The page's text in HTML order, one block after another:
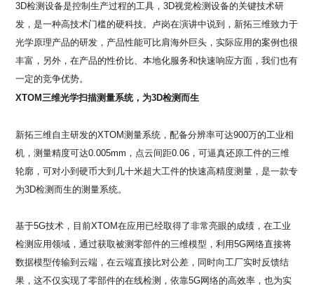
3D检测设备是控制生产过程的工具，3D视觉检测设备的关键技术研
发，是一种高技术门槛的硬科技。卢岗在演讲中说到，新拓三维致力于
光学原理产品的研发，产品性能可比肩海外巨头，实际应用的案例也很
丰富，另外，在产品的性价比、本地化服务和快速响应方面，我们也有
一定的竞争优势。
XTOM三维光学扫描测量系统，为3D检测而生
新拓三维自主研发的XTOM测量系统，配备分辨率可达900万的工业相
机，测量精度可达0.005mm ，点云间距0.06 ，可逼真还原工件的三维
轮廓，可对小到硬币大到几十米超大工件的快速高精度测量，是一款专
为3D检测而生的测量系统。
基于5G技术，目前XTOM在应用已经取得了非常亮眼的成绩，在工业
检测应用领域，通过获取被测零部件的三维模型，利用5G网络直接将
数据模型传输到云端，在云端直接比对公差，同时向工厂实时反馈结
果，这不仅实现了零部件的在线检测，依靠5G网络的高效率，也为实